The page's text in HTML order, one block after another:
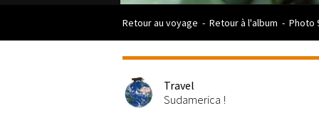
Retour au voyage - Retour à l'album - Photo
Travel
Sudamerica !